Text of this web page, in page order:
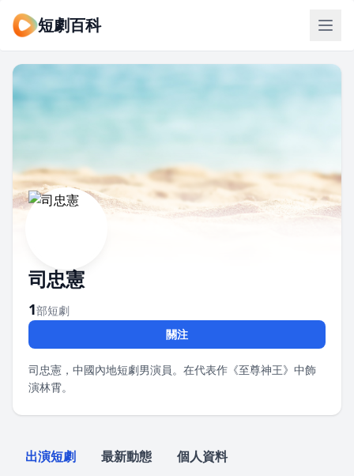
短劇百科
司忠憲
1部短劇
關注
司忠憲，中國內地短劇男演員。在代表作《至尊神王》中飾
演林霄。
出演短劇 最新動態 個人資料